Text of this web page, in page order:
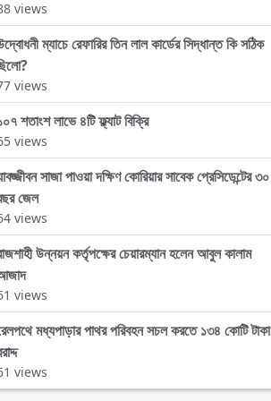
views
ম্যাচে রেফারির তিন লাল কার্ডের সিদ্ধান্ত কি সঠিক
views
শতাংশ লাভে ৪টি ফ্ল্যাট বিক্রি
views
সাজা পাওয়া দক্ষিণ কোরিয়ার সাবেক প্রেসিডেন্টের ৩০
জেল
views
উন্নয়ন কর্তৃপক্ষের চেয়ারম্যান হলেন আবুল কালাম
views
মধ্যপাড়ার পাথর পরিবহন সচল করতে ১৩৪ কোটি টাকা
views